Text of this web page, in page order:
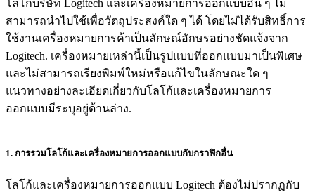
โลโก้บริษัท Logitech และเครื่องหมายการออกแบบอื่น ๆ ไม่
สามารถนำไปใช้เพื่อวัตถุประสงค์ใด ๆ ได้ โดยไม่ได้รับสิทธิ์การ
ใช้งานเครื่องหมายการค้าเป็นลักษณ์อักษรอย่างชัดแจ้งจาก
Logitech. เครื่องหมายเหล่านี้เป็นรูปแบบที่ออกแบบมาเป็นพิเศษ
และไม่สามารถเรียงพิมพ์ใหม่หรือแก้ไขในลักษณะใด ๆ
แนวทางอย่างละเอียดเกี่ยวกับโลโก้และเครื่องหมายการ
ออกแบบมีระบุอยู่ด้านล่าง.
1. การรวมโลโก้และเครื่องหมายการออกแบบกับกราฟิกอื่น
โลโก้และเครื่องหมายการออกแบบ Logitech ต้องไม่ปรากฏกับ